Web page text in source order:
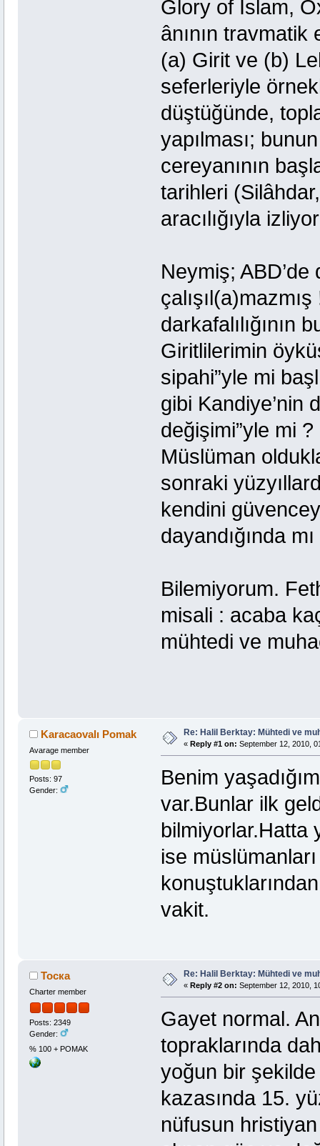
Glory of Islam,
ânının
(a) Girit ve (b)
seferleriyle
düştüğünde,
yapılması;
cereyanının
tarihleri
aracılığıyla
Neymiş;
darkafalılığının
Giritlilerimin
sipahi”yle mi
gibi Kandiye’nin
değişimi”yle mi
Müslüman
sonraki
kendini
dayandığında mı
Bilemiyorum.
misali : acaba
mühtedi ve
Karacaovalı Pomak
Avarage member
Posts: 97
Gender:
Re: Halil Berktay: Mühtedi ve
« Reply #1 on: September 12, 2010,
Benim
var.Bunlar ilk
bilmiyorlar.Hatta
ise
vakit.
Тоска
Charter member
Posts: 2349
Gender:
% 100 + POMAK
Re: Halil Berktay: Mühtedi ve
« Reply #2 on: September 12, 2010,
Gayet normal.
topraklarında
yoğun bir
kazasında 15.
nüfusun